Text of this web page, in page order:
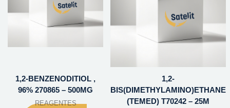
1,2-BENZENODITIOL ,
96% 270865 – 500MG
REAGENTES
1,2-
BIS(DIMETHYLAMINO)ETHANE
(TEMED) T70242 – 25M